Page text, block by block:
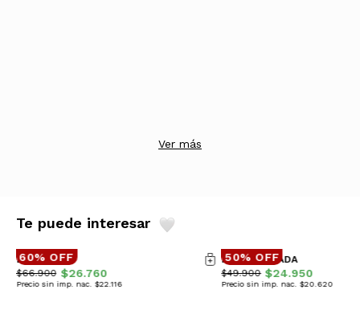
Ver más
Te puede interesar
60% OFF
BUZO GAIA
$66.900 $26.760
Precio sin imp. nac. $22.116
50% OFF
POLERA GUADA
$49.900 $24.950
Precio sin imp. nac. $20.620